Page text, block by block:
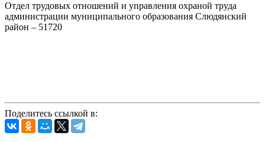
Отдел трудовых отношений и управления охраной труда
администрации муниципального образования Слюдянский
район – 51720
Поделитесь ссылкой в: